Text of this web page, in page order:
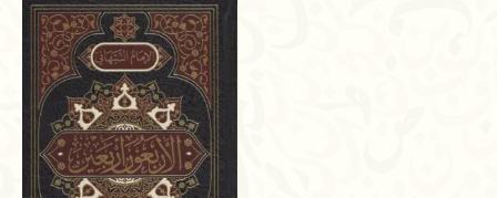
product may leave a review.